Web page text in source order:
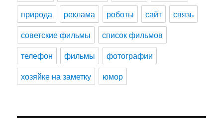
природа
реклама роботы сайт
связь
советские фильмы
список фильмов
телефон
фильмы
фотографии
хозяйке на заметку
юмор